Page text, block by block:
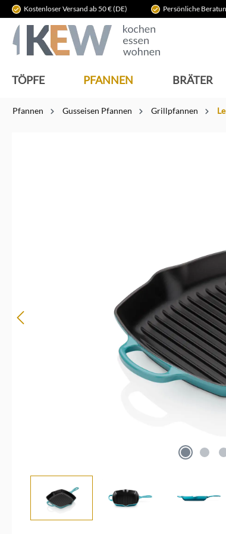
Zur Hauptnavigation springen
Kostenloser Versand ab 50 € (DE) Persönliche
TÖPFE PFANNEN BRÄTER
Pfannen Gusseisen Pfannen Grillpfannen